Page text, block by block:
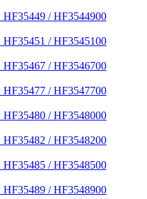
/ HF3544900
/ HF3545100
/ HF3546700
/ HF3547700
/ HF3548000
/ HF3548200
/ HF3548500
/ HF3548900